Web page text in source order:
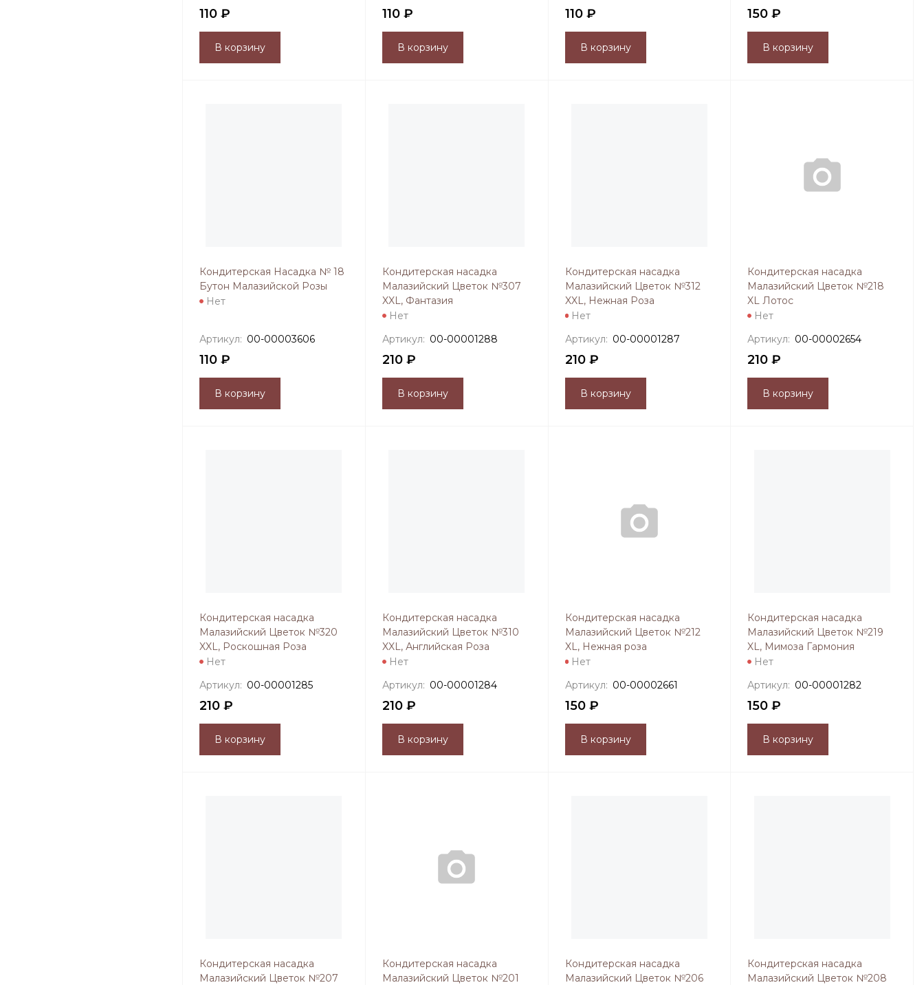
110 ₽
В корзину
110 ₽
В корзину
110 ₽
В корзину
150 ₽
В корзину
Кондитерская Насадка № 18
Бутон Малазийской Розы
Нет
Артикул: 00-00003606
110 ₽
В корзину
Кондитерская насадка
Малазийский Цветок №307
XXL, Фантазия
Нет
Артикул: 00-00001288
210 ₽
В корзину
Кондитерская насадка
Малазийский Цветок №312
XXL, Нежная Роза
Нет
Артикул: 00-00001287
210 ₽
В корзину
Кондитерская насадка
Малазийский Цветок №218
XL Лотос
Нет
Артикул: 00-00002654
210 ₽
В корзину
Кондитерская насадка
Малазийский Цветок №320
XXL, Роскошная Роза
Нет
Артикул: 00-00001285
210 ₽
В корзину
Кондитерская насадка
Малазийский Цветок №310
XXL, Английская Роза
Нет
Артикул: 00-00001284
210 ₽
В корзину
Кондитерская насадка
Малазийский Цветок №212
XL, Нежная роза
Нет
Артикул: 00-00002661
150 ₽
В корзину
Кондитерская насадка
Малазийский Цветок №219
XL, Мимоза Гармония
Нет
Артикул: 00-00001282
150 ₽
В корзину
Кондитерская насадка
Малазийский Цветок №207
Кондитерская насадка
Малазийский Цветок №201
Кондитерская насадка
Малазийский Цветок №206
Кондитерская насадка
Малазийский Цветок №208